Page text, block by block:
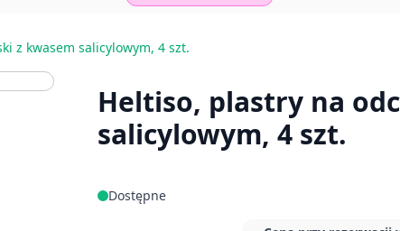
z kwasem salicylowym, 4 szt.
Heltiso, plastry na
salicylowym, 4 szt.
Dostępne